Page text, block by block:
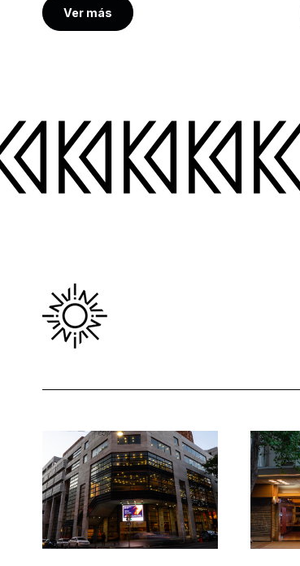
Ver más